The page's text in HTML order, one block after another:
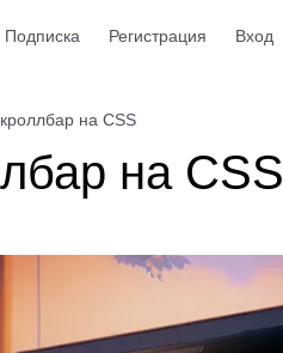
Подписка Регистрация Вход
на CSS
на CSS